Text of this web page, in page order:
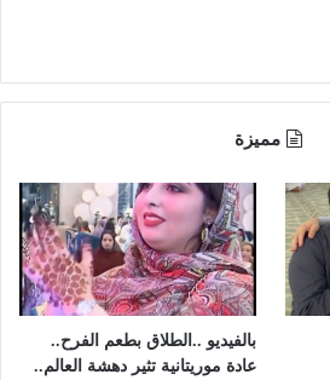
مميزة
بالفيديو ..الطلاق بطعم الفرح..
عادة موريتانية تثير دهشة العالم..